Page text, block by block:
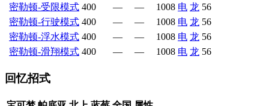
密勒顿-受限模式 400 — — 1008 电 龙 56
密勒顿-行驶模式 400 — — 1008 电 龙 56
密勒顿-浮水模式 400 — — 1008 电 龙 56
密勒顿-滑翔模式 400 — — 1008 电 龙 56
回忆招式